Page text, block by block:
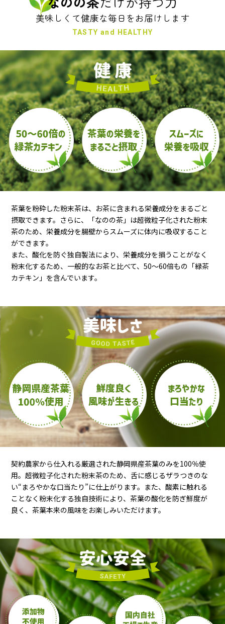
美味しくて健康な毎日をお届けします
TASTY and HEALTHY
茶葉を粉砕した粉末茶は、お茶に含まれる栄養成分をまるごと
摂取できます。さらに、「なのの茶」は超微粒子化された粉末
茶のため、栄養成分を腸壁からスムーズに体内に吸収すること
ができます。
また、酸化を防ぐ独自製法により、栄養成分を損うことがなく
粉末化するため、一般的なお茶と比べて、50～60倍もの「緑茶
カテキン」を含んでいます。
契約農家から仕入れる厳選された静岡県産茶葉のみを100％使
用。超微粒子化された粉末茶のため、舌に感じるザラつきのな
い“まろやかな口当たり”に仕上がります。また、酸素に触れる
ことなく粉末化する独自技術により、茶葉の酸化を防ぎ鮮度が
良く、茶葉本来の風味をお楽しみいただけます。